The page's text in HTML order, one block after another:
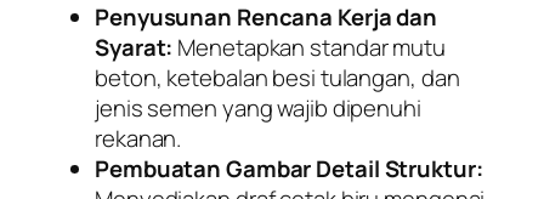
Penyusunan Rencana Kerja dan
Syarat: Menetapkan standar mutu
beton, ketebalan besi tulangan, dan
jenis semen yang wajib dipenuhi
rekanan.
Pembuatan Gambar Detail Struktur: